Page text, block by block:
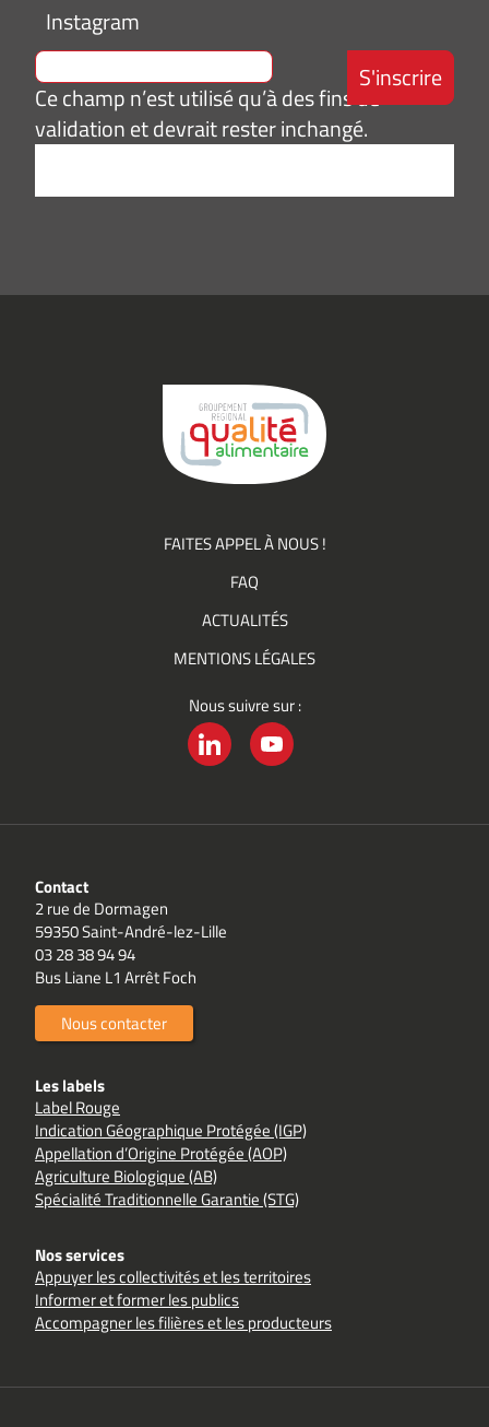
Instagram
Ce champ n’est utilisé qu’à des fins de
validation et devrait rester inchangé.
e-
FAITES APPEL À NOUS !
FAQ
ACTUALITÉS
MENTIONS LÉGALES
Nous suivre sur :
Contact
2 rue de Dormagen
59350 Saint-André-lez-Lille
03 28 38 94 94
Bus Liane L1 Arrêt Foch
Nous contacter
Les labels
Label Rouge
Indication Géographique Protégée (IGP)
Appellation d’Origine Protégée (AOP)
Agriculture Biologique (AB)
Spécialité Traditionnelle Garantie (STG)
Nos services
Appuyer les collectivités et les territoires
Informer et former les publics
Accompagner les filières et les producteurs